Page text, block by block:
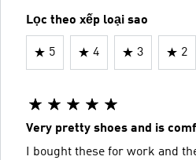
Lọc theo xếp loại sao
5 4 3 2
Very pretty shoes and is
I bought these for work and